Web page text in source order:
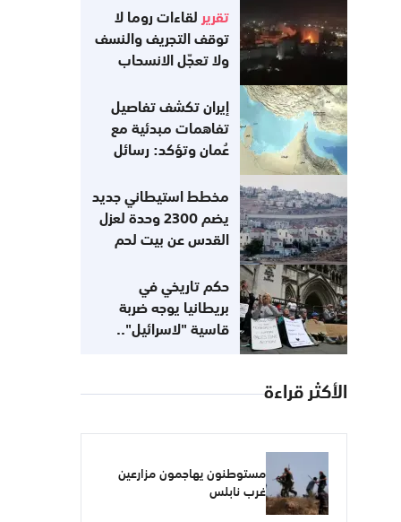
تقرير لقاءات روما لا
توقف التجريف والنسف
ولا تعجّل الانسحاب
إيران تكشف تفاصيل
تفاهمات مبدئية مع
عُمان وتؤكد: رسائل
باستعدادها للعودة إلى
التزاماتها
مخطط استيطاني جديد
يضم 2300 وحدة لعزل
القدس عن بيت لحم
حكم تاريخي في
بريطانيا يوجه ضربة
قاسية "لاسرائيل"..
الأكثر قراءة
مستوطنون يهاجمون مزارعين
غرب نابلس